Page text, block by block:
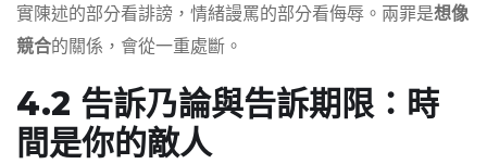
實陳述的部分看誹謗，情緒謾罵的部分看侮辱。兩罪是想像
競合的關係，會從一重處斷。
4.2 告訴乃論與告訴期限：時
間是你的敵人